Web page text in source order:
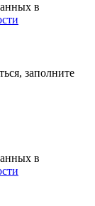
в
заполните
в